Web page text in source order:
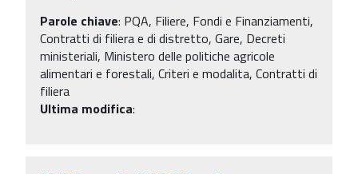
Parole chiave: PQA, Filiere, Fondi e Finanziamenti,
Contratti di filiera e di distretto, Gare, Decreti
ministeriali, Ministero delle politiche agricole
alimentari e forestali, Criteri e modalita, Contratti di
filiera
Ultima modifica: